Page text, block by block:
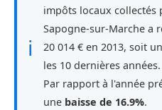
ℹ
impôts locaux collectés
Sapogne-sur-Marche a
20 014 € en 2013, soit
les 10 dernières années.
Par rapport à l'année
une baisse de 16.9%.